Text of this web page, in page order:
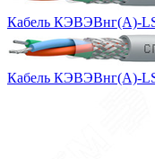
Кабель КЭВЭВнг(А)-
Кабель КЭВЭВнг(А)-